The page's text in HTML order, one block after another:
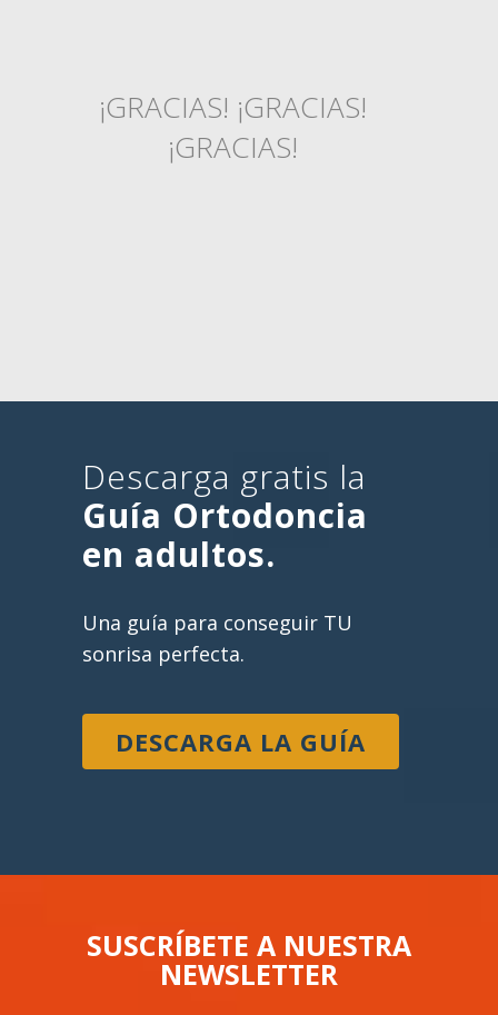
¡GRACIAS! ¡GRACIAS!
¡GRACIAS!
Descarga gratis la
Guía Ortodoncia
en adultos.
Una guía para conseguir TU
sonrisa perfecta.
DESCARGA LA GUÍA
SUSCRÍBETE A NUESTRA
NEWSLETTER